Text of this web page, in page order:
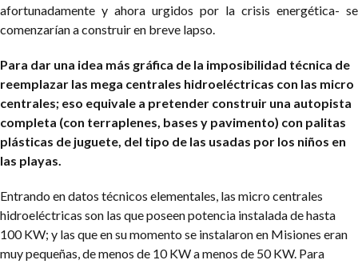
afortunadamente y ahora urgidos por la crisis energética- se
comenzarían a construir en breve lapso.
Para dar una idea más gráfica de la imposibilidad técnica de
reemplazar las mega centrales hidroeléctricas con las micro
centrales; eso equivale a pretender construir una autopista
completa (con terraplenes, bases y pavimento) con palitas
plásticas de juguete, del tipo de las usadas por los niños en
las playas.
Entrando en datos técnicos elementales, las micro centrales
hidroeléctricas son las que poseen potencia instalada de hasta
100 KW; y las que en su momento se instalaron en Misiones eran
muy pequeñas, de menos de 10 KW a menos de 50 KW. Para